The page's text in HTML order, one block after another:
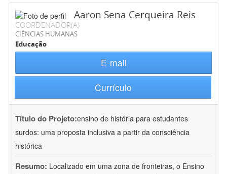
Aaron Sena Cerqueira Reis
COORDENADOR(A)
CIÊNCIAS HUMANAS
Educação
E-mail
Currículo
Título do Projeto:ensino de história para estudantes
surdos: uma proposta inclusiva a partir da consciência
histórica
Resumo: Localizado em uma zona de fronteiras, o Ensino